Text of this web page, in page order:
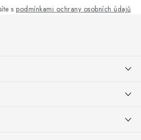
s podmínkami ochrany osobních údajů
Jsme tu pro vás!